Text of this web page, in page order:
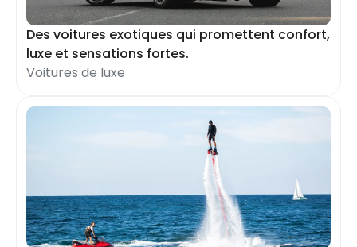
Des voitures exotiques qui promettent confort,
luxe et sensations fortes.
Voitures de luxe